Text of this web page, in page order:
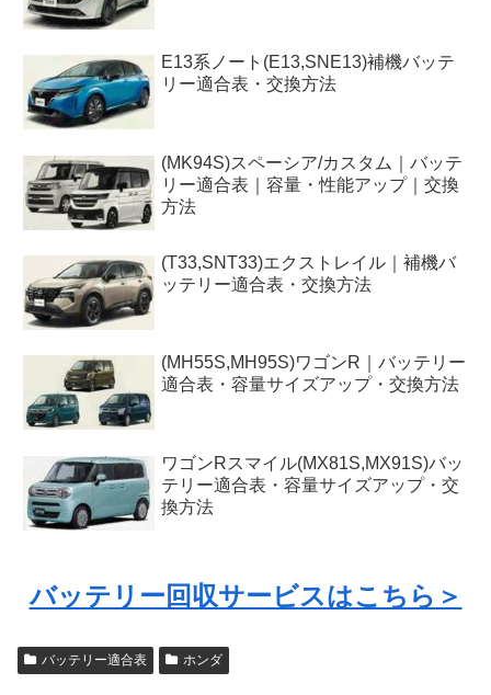
E13系ノート(E13,SNE13)補機バッテ
リー適合表・交換方法
(MK94S)スペーシア/カスタム｜バッテ
リー適合表｜容量・性能アップ｜交換
方法
(T33,SNT33)エクストレイル｜補機バ
ッテリー適合表・交換方法
(MH55S,MH95S)ワゴンR｜バッテリー
適合表・容量サイズアップ・交換方法
ワゴンRスマイル(MX81S,MX91S)バッ
テリー適合表・容量サイズアップ・交
換方法
バッテリー回収サービスはこちら＞
バッテリー適合表 ホンダ